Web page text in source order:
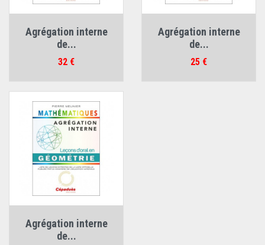
Agrégation interne
de...
Prix
32 €
Agrégation interne
de...
Prix
25 €
Agrégation interne
de...